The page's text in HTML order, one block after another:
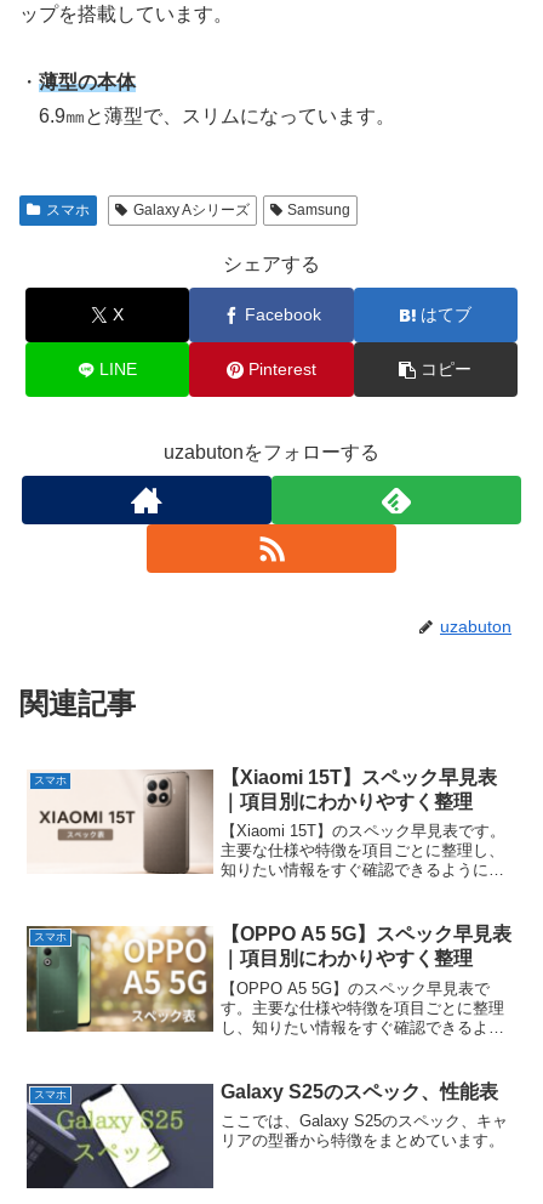
ップを搭載しています。
・ 薄型の本体
6.9㎜と薄型で、スリムになっています。
スマホ Galaxy Aシリーズ Samsung
シェアする
X Facebook はてブ
LINE Pinterest コピー
uzabutonをフォローする
uzabuton
関連記事
スマホ
【Xiaomi 15T】スペック早見表
｜項目別にわかりやすく整理
【Xiaomi 15T】のスペック早見表です。
主要な仕様や特徴を項目ごとに整理し、
知りたい情報をすぐ確認できるようにま
スマホ
【OPPO A5 5G】スペック早見表
｜項目別にわかりやすく整理
【OPPO A5 5G】のスペック早見表で
す。主要な仕様や特徴を項目ごとに整理
し、知りたい情報をすぐ確認できるよう
スマホ Galaxy S25のスペック、性能表
ここでは、Galaxy S25のスペック、キャ
リアの型番から特徴をまとめています。